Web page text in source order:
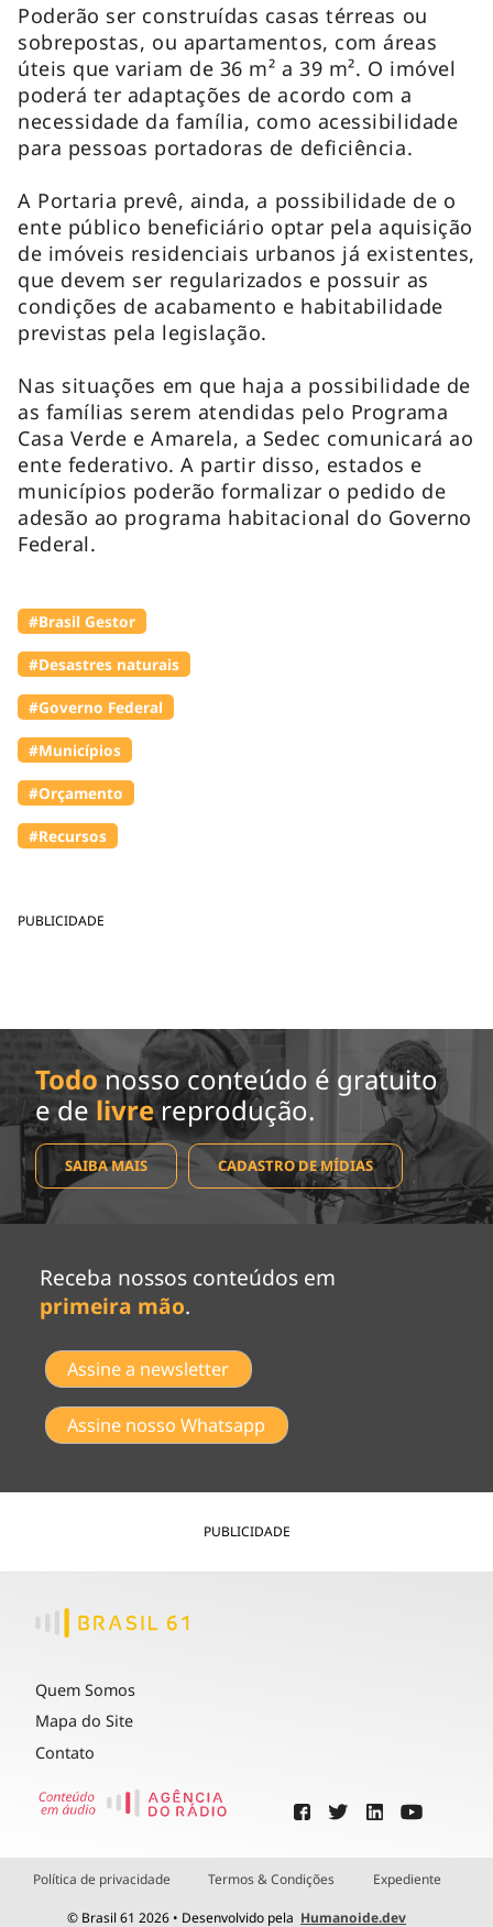
PUBLICIDADE
Poderão ser construídas casas térreas ou
sobrepostas, ou apartamentos, com áreas
úteis que variam de 36 m² a 39 m². O imóvel
poderá ter adaptações de acordo com a
necessidade da família, como acessibilidade
para pessoas portadoras de deficiência.
A Portaria prevê, ainda, a possibilidade de o
ente público beneficiário optar pela aquisição
de imóveis residenciais urbanos já existentes,
que devem ser regularizados e possuir as
condições de acabamento e habitabilidade
previstas pela legislação.
Nas situações em que haja a possibilidade de
as famílias serem atendidas pelo Programa
Casa Verde e Amarela, a Sedec comunicará ao
ente federativo. A partir disso, estados e
municípios poderão formalizar o pedido de
adesão ao programa habitacional do Governo
Federal.
#Brasil Gestor
#Desastres naturais
#Governo Federal
#Municípios
#Orçamento
#Recursos
Todo nosso conteúdo é gratuito
e de livrereprodução.
SAIBA MAIS CADASTRO DE MÍDIAS
Receba nossos conteúdos em
primeira mão.
Assine a newsletter
Assine nosso Whatsapp
PUBLICIDADE
Quem Somos
Mapa do Site
Contato
Política de privacidade Termos & Condições Expediente
© Brasil 61 2026 • Desenvolvido pela Humanoide.dev